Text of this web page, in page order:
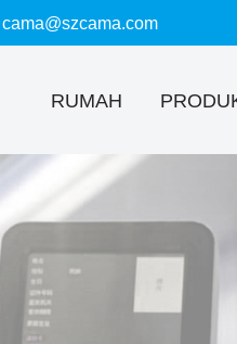
cama@szcama.com
RUMAH